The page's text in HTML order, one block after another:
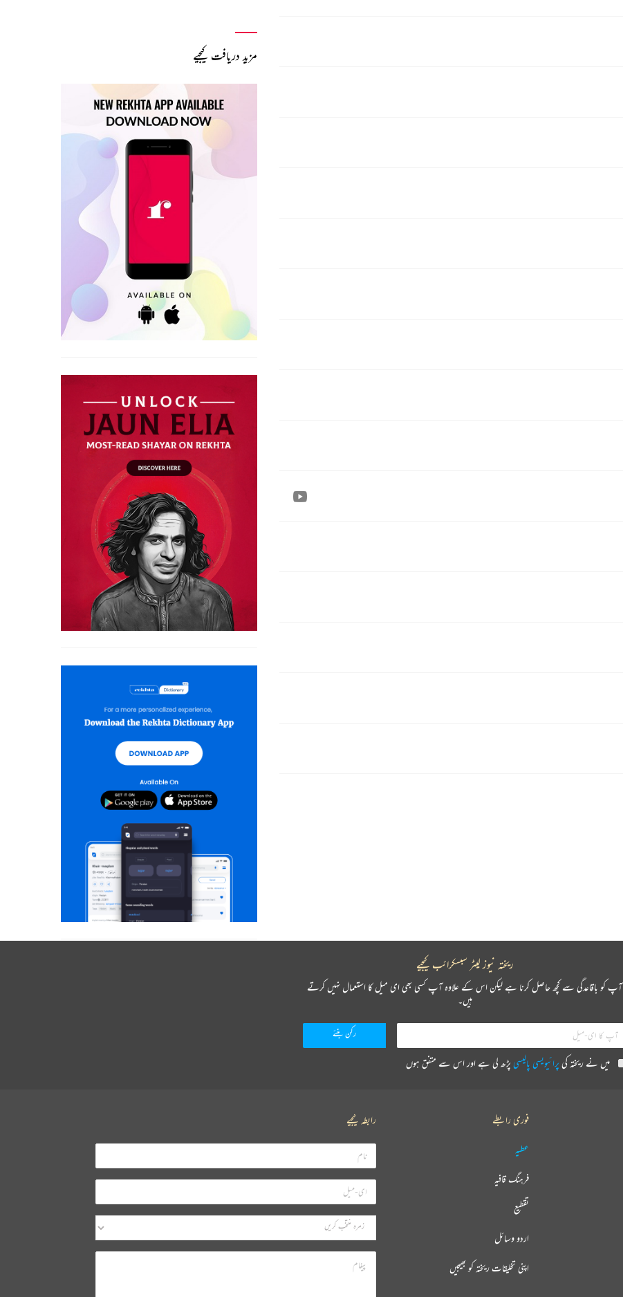
مزید دریافت کیجیے
ریختہ نیوز لیٹر سبسکرائب کیجیے
آپ کو باقاعدگی سے کچھ حاصل کرنا ہے لیکن اس کے علاوہ آپ کسی بھی ای میل کا استعمال نہیں کرتے
ہیں۔
میں نے ریختہ کی پرائیویسی پالیسی پڑھ لی ہے اور اس سے متفق ہوں
فوری رابطے
عطیہ
فرہنگ قافیہ
تقطیع
اردو وسائل
اپنی تخلیقات ریختہ کو بھیجیں
رابطہ کیجیے